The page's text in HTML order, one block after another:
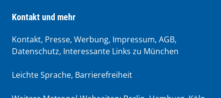
Kontakt und mehr
Kontakt, Presse, Werbung, Impressum, AGB,
Datenschutz, Interessante Links zu München
Leichte Sprache, Barrierefreiheit